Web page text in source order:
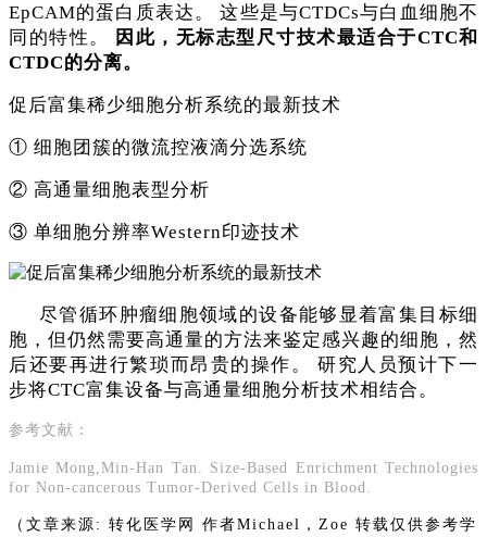
EpCAM的蛋白质表达。 这些是与CTDCs与白血细胞不
同的特性。
因此，无标志型尺寸技术最适合于CTC和
CTDC的分离。
促后富集稀少细胞分析系统的最新技术
① 细胞团簇的微流控液滴分选系统
② 高通量细胞表型分析
③ 单细胞分辨率Western印迹技术
尽管循环肿瘤细胞领域的设备能够显着富集目标细
胞，但仍然需要高通量的方法来鉴定感兴趣的细胞，然
后还要再进行繁琐而昂贵的操作。
研究人员预计下一
步将CTC富集设备与高通量细胞分析技术相结合。
参考文献：
Jamie Mong,Min-Han Tan. Size-Based Enrichment Technologies
for Non-cancerous Tumor-Derived Cells in Blood.
（文章来源 : 转化医学网 作者Michael，Zoe 转载仅供参考学